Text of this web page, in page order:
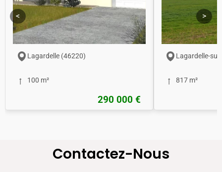
<
Lagardelle (46220)
100 m²
290 000 €
Lagardelle-
817 m²
>
Contactez-Nous